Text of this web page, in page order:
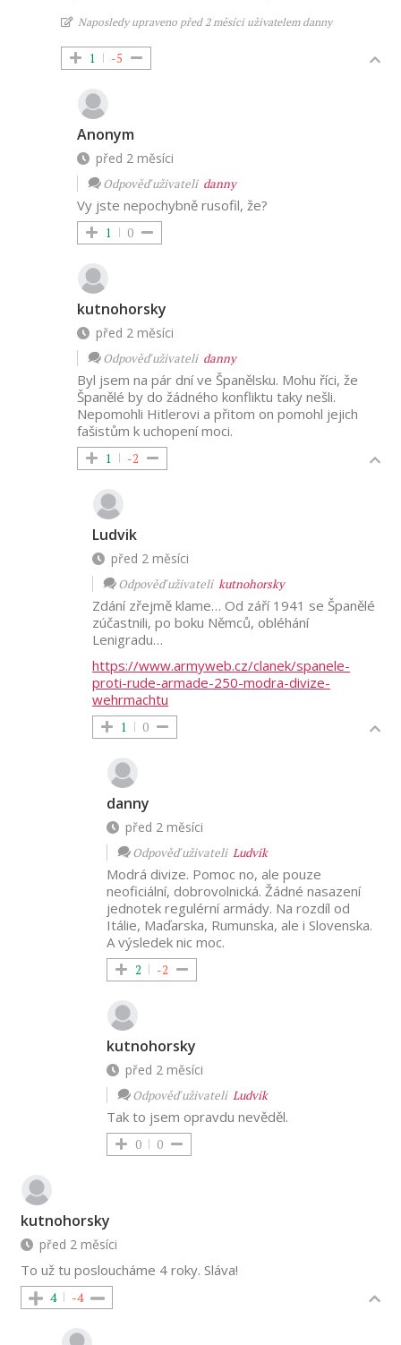
Naposledy upraveno před 2 měsíci uživatelem danny
1 -5
Anonym
před 2 měsíci
Odpověď uživateli danny
Vy jste nepochybně rusofil, že?
1 0
kutnohorsky
před 2 měsíci
Odpověď uživateli danny
Byl jsem na pár dní ve Španělsku. Mohu říci, že
Španělé by do žádného konfliktu taky nešli.
Nepomohli Hitlerovi a přitom on pomohl jejich
fašistům k uchopení moci.
1 -2
Ludvik
před 2 měsíci
Odpověď uživateli kutnohorsky
Zdání zřejmě klame… Od září 1941 se Španělé
zúčastnili, po boku Němců, obléhání
Lenigradu…
https://www.armyweb.cz/clanek/spanele-
proti-rude-armade-250-modra-divize-
wehrmachtu
1 0
danny
před 2 měsíci
Odpověď uživateli Ludvik
Modrá divize. Pomoc no, ale pouze
neoficiální, dobrovolnická. Žádné nasazení
jednotek regulérní armády. Na rozdíl od
Itálie, Maďarska, Rumunska, ale i Slovenska.
A výsledek nic moc.
2 -2
kutnohorsky
před 2 měsíci
Odpověď uživateli Ludvik
Tak to jsem opravdu nevěděl.
0 0
kutnohorsky
před 2 měsíci
To už tu posloucháme 4 roky. Sláva!
4 -4